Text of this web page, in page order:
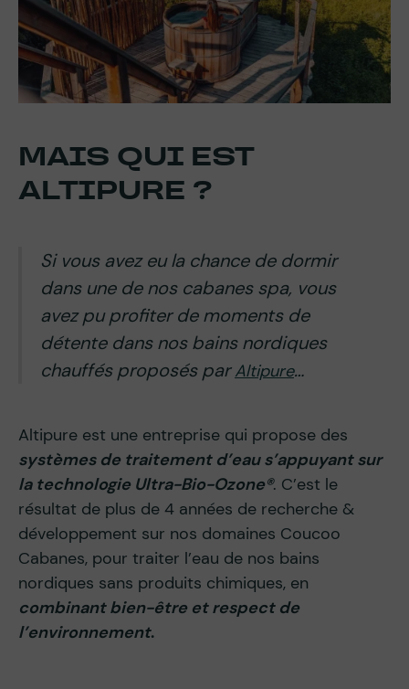
MAIS QUI EST
ALTIPURE ?
Si vous avez eu la chance de dormir
dans une de nos cabanes spa, vous
avez pu profiter de moments de
détente dans nos bains nordiques
chauffés proposés parAltipure…
Altipure est une entreprise qui propose des
systèmes de traitement d’eau s’appuyant sur
la technologie Ultra-Bio-Ozone®. C’est le
résultat de plus de 4 années de recherche &
développement sur nos domaines Coucoo
Cabanes, pour traiter l’eau de nos bains
nordiques sans produits chimiques, en
combinant bien-être et respect de
l’environnement.